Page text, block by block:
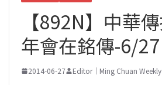
【892N】中華
年會在銘傳-6/27
2014-06-27 Editor｜Ming Chuan Weekly